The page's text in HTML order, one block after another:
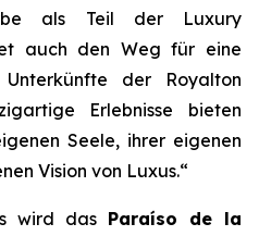
als Teil der Luxury
auch den Weg für eine
der Royalton
Erlebnisse bieten
Seele, ihrer eigenen
Vision von Luxus.“
wird das Paraíso de la